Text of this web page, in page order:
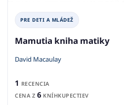
PRE DETI A MLÁDEŽ
Mamutia kniha matiky
David Macaulay
1 RECENCIA
CENA Z 6 KNÍHKUPECTIEV